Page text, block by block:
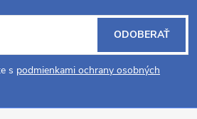
s podmienkami ochrany osobných
ODOBERAŤ